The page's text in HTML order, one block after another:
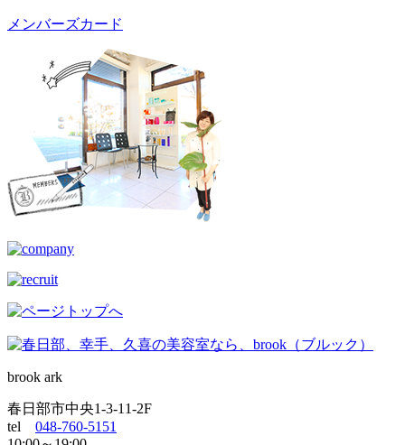
メンバーズカード
brook ark
春日部市中央1-3-11-2F
tel 048-760-5151